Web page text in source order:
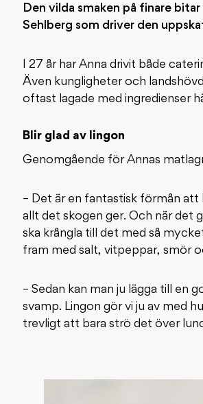
Den vilda smaken på finare
Sehlberg som driver den
I 27 år har Anna drivit både
Även kungligheter och
oftast lagade med ingredienser
Blir glad av lingon
Genomgående för Annas
– Det är en fantastisk förmån att
allt det skogen ger. Och när det
ska krångla till det med så
fram med salt, vitpeppar, smör
– Sedan kan man ju lägga till en
svamp. Lingon gör vi ju av med
trevligt att bara strö det över